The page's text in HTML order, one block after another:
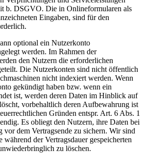
b. DSGVO. Die in Onlineformularen als
Eingaben, sind für den
optional ein Nutzerkonto
werden. Im Rahmen der
den Nutzern die erforderlichen
Die Nutzerkonten sind nicht öffentlich
nicht indexiert werden. Wenn
gekündigt haben bzw. wenn ein
ist, werden deren Daten im Hinblick auf
vorbehaltlich deren Aufbewahrung ist
Gründen entspr. Art. 6 Abs. 1
Es obliegt den Nutzern, ihre Daten bei
dem Vertragsende zu sichern. Wir sind
während der Vertragsdauer gespeicherten
zu löschen.